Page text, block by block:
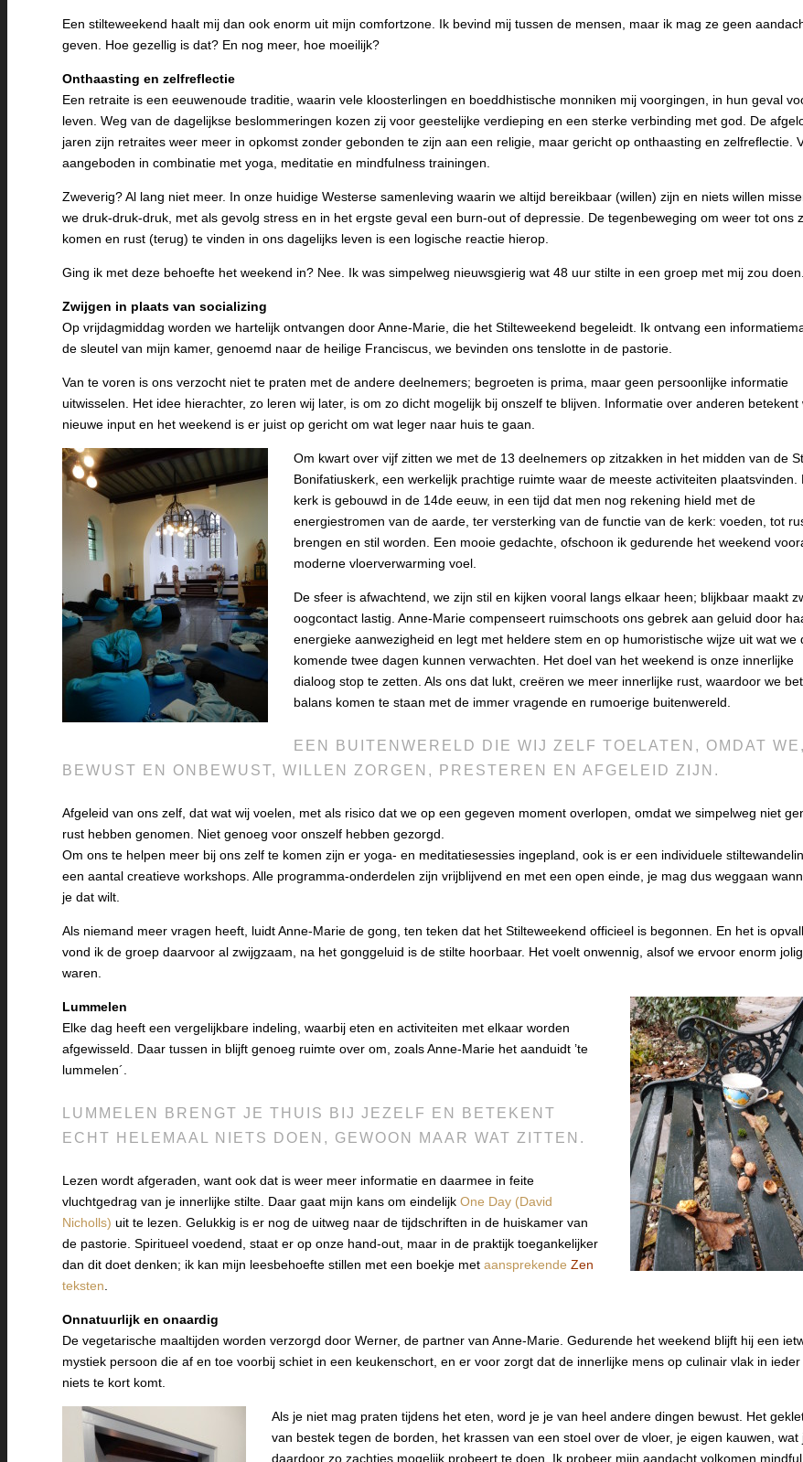
Een stilteweekend haalt mij dan ook enorm uit mijn comfortzone. Ik bevind mij tussen de mensen, maar ik mag ze geen
geven. Hoe gezellig is dat? En nog meer, hoe moeilijk?
Onthaasting en zelfreflectie
Een retraite is een eeuwenoude traditie, waarin vele kloosterlingen en boeddhistische monniken mij voorgingen, in hun geval
leven. Weg van de dagelijkse beslommeringen kozen zij voor geestelijke verdieping en een sterke verbinding met god. De
jaren zijn retraites weer meer in opkomst zonder gebonden te zijn aan een religie, maar gericht op onthaasting en zelfreflectie.
aangeboden in combinatie met yoga, meditatie en mindfulness trainingen.
Zweverig? Al lang niet meer. In onze huidige Westerse samenleving waarin we altijd bereikbaar (willen) zijn en niets willen
we druk-druk-druk, met als gevolg stress en in het ergste geval een burn-out of depressie. De tegenbeweging om weer tot ons
komen en rust (terug) te vinden in ons dagelijks leven is een logische reactie hierop.
Ging ik met deze behoefte het weekend in? Nee. Ik was simpelweg nieuwsgierig wat 48 uur stilte in een groep met mij zou doen.
Zwijgen in plaats van socializing
Op vrijdagmiddag worden we hartelijk ontvangen door Anne-Marie, die het Stilteweekend begeleidt. Ik ontvang een
de sleutel van mijn kamer, genoemd naar de heilige Franciscus, we bevinden ons tenslotte in de pastorie.
Van te voren is ons verzocht niet te praten met de andere deelnemers; begroeten is prima, maar geen persoonlijke informatie
uitwisselen. Het idee hierachter, zo leren wij later, is om zo dicht mogelijk bij onszelf te blijven. Informatie over anderen betekent
nieuwe input en het weekend is er juist op gericht om wat leger naar huis te gaan.
Om kwart over vijf zitten we met de 13 deelnemers op zitzakken in het midden van de St
Bonifatiuskerk, een werkelijk prachtige ruimte waar de meeste activiteiten plaatsvinden.
kerk is gebouwd in de 14de eeuw, in een tijd dat men nog rekening hield met de
energiestromen van de aarde, ter versterking van de functie van de kerk: voeden, tot
brengen en stil worden. Een mooie gedachte, ofschoon ik gedurende het weekend
moderne vloerverwarming voel.
De sfeer is afwachtend, we zijn stil en kijken vooral langs elkaar heen; blijkbaar maakt
oogcontact lastig. Anne-Marie compenseert ruimschoots ons gebrek aan geluid door
energieke aanwezigheid en legt met heldere stem en op humoristische wijze uit wat we
komende twee dagen kunnen verwachten. Het doel van het weekend is onze innerlijke
dialoog stop te zetten. Als ons dat lukt, creëren we meer innerlijke rust, waardoor we
balans komen te staan met de immer vragende en rumoerige buitenwereld.
EEN BUITENWERELD DIE WIJ ZELF TOELATEN, OMDAT WE,
BEWUST EN ONBEWUST, WILLEN ZORGEN, PRESTEREN EN AFGELEID ZIJN.
Afgeleid van ons zelf, dat wat wij voelen, met als risico dat we op een gegeven moment overlopen, omdat we simpelweg niet
rust hebben genomen. Niet genoeg voor onszelf hebben gezorgd.
Om ons te helpen meer bij ons zelf te komen zijn er yoga- en meditatiesessies ingepland, ook is er een individuele
een aantal creatieve workshops. Alle programma-onderdelen zijn vrijblijvend en met een open einde, je mag dus weggaan
je dat wilt.
Als niemand meer vragen heeft, luidt Anne-Marie de gong, ten teken dat het Stilteweekend officieel is begonnen. En het is
vond ik de groep daarvoor al zwijgzaam, na het gonggeluid is de stilte hoorbaar. Het voelt onwennig, alsof we ervoor enorm jolig
waren.
Lummelen
Elke dag heeft een vergelijkbare indeling, waarbij eten en activiteiten met elkaar worden
afgewisseld. Daar tussen in blijft genoeg ruimte over om, zoals Anne-Marie het aanduidt ’te
lummelen´.
LUMMELEN BRENGT JE THUIS BIJ JEZELF EN BETEKENT
ECHT HELEMAAL NIETS DOEN, GEWOON MAAR WAT ZITTEN.
Lezen wordt afgeraden, want ook dat is weer meer informatie en daarmee in feite
vluchtgedrag van je innerlijke stilte. Daar gaat mijn kans om eindelijk One Day (David
Nicholls) uit te lezen. Gelukkig is er nog de uitweg naar de tijdschriften in de huiskamer van
de pastorie. Spiritueel voedend, staat er op onze hand-out, maar in de praktijk toegankelijker
dan dit doet denken; ik kan mijn leesbehoefte stillen met een boekje met aansprekende Zen
teksten
Onnatuurlijk en onaardig
De vegetarische maaltijden worden verzorgd door Werner, de partner van Anne-Marie. Gedurende het weekend blijft hij een
mystiek persoon die af en toe voorbij schiet in een keukenschort, en er voor zorgt dat de innerlijke mens op culinair vlak in
niets te kort komt.
Als je niet mag praten tijdens het eten, word je je van heel andere dingen bewust. Het
van bestek tegen de borden, het krassen van een stoel over de vloer, je eigen kauwen, wat
daardoor zo zachtjes mogelijk probeert te doen. Ik probeer mijn aandacht volkomen